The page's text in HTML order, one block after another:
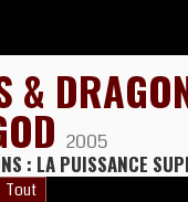
&
2005
: LA PUISSANCE
Tout